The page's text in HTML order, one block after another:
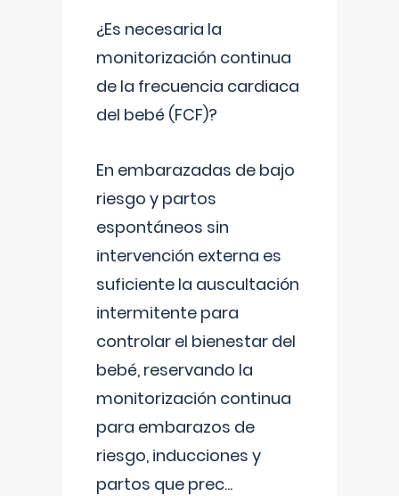
¿Es necesaria la
monitorización continua
de la frecuencia cardiaca
del bebé (FCF)?
En embarazadas de bajo
riesgo y partos
espontáneos sin
intervención externa es
suficiente la auscultación
intermitente para
controlar el bienestar del
bebé, reservando la
monitorización continua
para embarazos de
riesgo, inducciones y
partos que prec...